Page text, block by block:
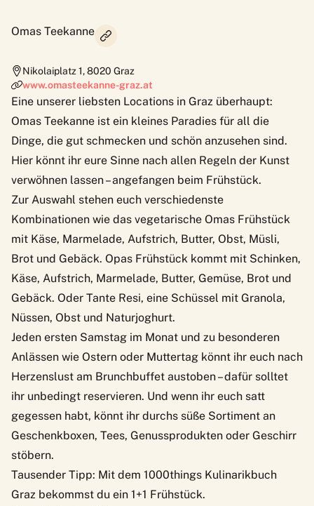
Omas Teekanne
Nikolaiplatz 1,8020 Graz
www.omasteekanne-graz.at
Eine unserer liebsten Locations in Graz überhaupt:
Omas Teekanne ist ein kleines Paradies für all die
Dinge, die gut schmecken und schön anzusehen sind.
Hier könnt ihr eure Sinne nach allen Regeln der Kunst
verwöhnen lassen – angefangen beim Frühstück.
Zur Auswahl stehen euch verschiedenste
Kombinationen wie das vegetarische Omas Frühstück
mit Käse, Marmelade, Aufstrich, Butter, Obst, Müsli,
Brot und Gebäck. Opas Frühstück kommt mit Schinken,
Käse, Aufstrich, Marmelade, Butter, Gemüse, Brot und
Gebäck. Oder Tante Resi, eine Schüssel mit Granola,
Nüssen, Obst und Naturjoghurt.
Jeden ersten Samstag im Monat und zu besonderen
Anlässen wie Ostern oder Muttertag könnt ihr euch nach
Herzenslust am Brunchbuffet austoben – dafür solltet
ihr unbedingt reservieren. Und wenn ihr euch satt
gegessen habt, könnt ihr durchs süße Sortiment an
Geschenkboxen, Tees, Genussprodukten oder Geschirr
stöbern.
Tausender Tipp: Mit dem 1000things Kulinarikbuch
Graz bekommst du ein 1+1 Frühstück.